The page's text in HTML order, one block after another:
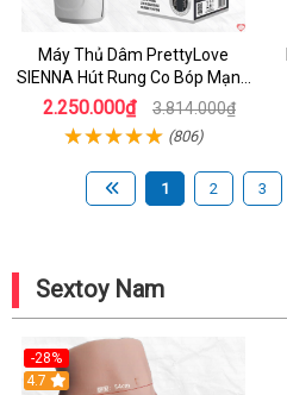
Máy Thủ Dâm PrettyLove
SIENNA Hút Rung Co Bóp Mạnh
Mẽ Nam
2.250.000₫ 3.814.000₫
(806)
1 2 3
Sextoy Nam
-28%
4.7